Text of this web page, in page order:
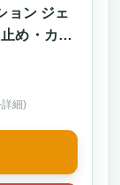
ョン ジェ
め・カバ
日 に
詳細)